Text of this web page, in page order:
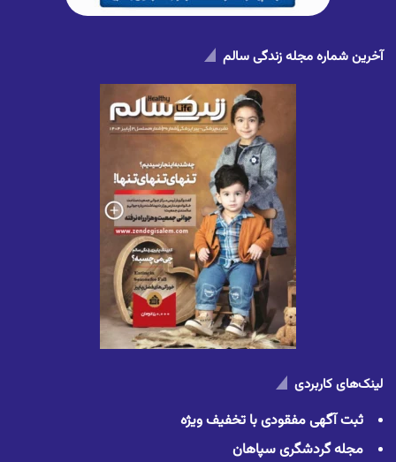
آخرین شماره مجله زندگی سالم
لینک‌های کاربردی
ثبت آگهی مفقودی با تخفیف ویژه
مجله گردشگری سپاهان